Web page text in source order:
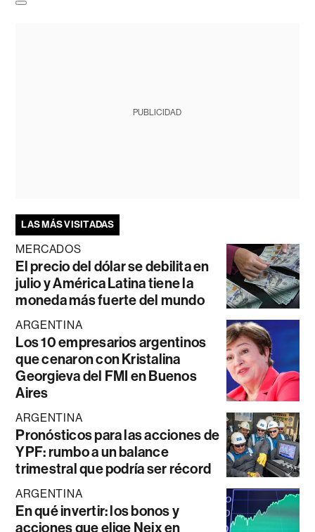
PUBLICIDAD
LAS MÁS VISITADAS
MERCADOS
El precio del dólar se debilita en
julio y América Latina tiene la
moneda más fuerte del mundo
ARGENTINA
Los 10 empresarios argentinos
que cenaron con Kristalina
Georgieva del FMI en Buenos
Aires
ARGENTINA
Pronósticos para las acciones de
YPF: rumbo a un balance
trimestral que podría ser récord
ARGENTINA
En qué invertir: los bonos y
acciones que elige Neix en